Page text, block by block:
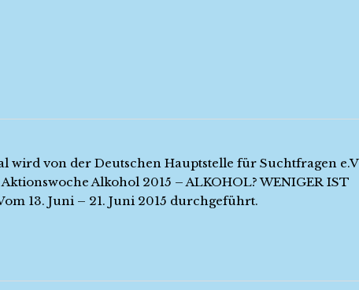
wird von der Deutschen Hauptstelle für Suchtfragen e.V
Aktionswoche Alkohol 2015 – ALKOHOL? WENIGER IST
13. Juni – 21. Juni 2015 durchgeführt.